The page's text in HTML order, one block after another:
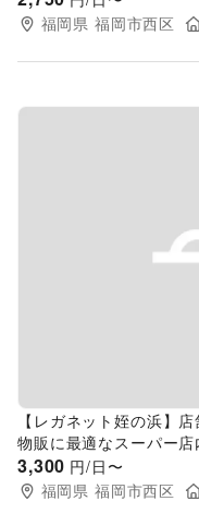
福岡県 福岡市西区
Previous slide
【レガネット姪の浜】
物販に最適なスーパー
3,300 円/日〜
福岡県 福岡市西区